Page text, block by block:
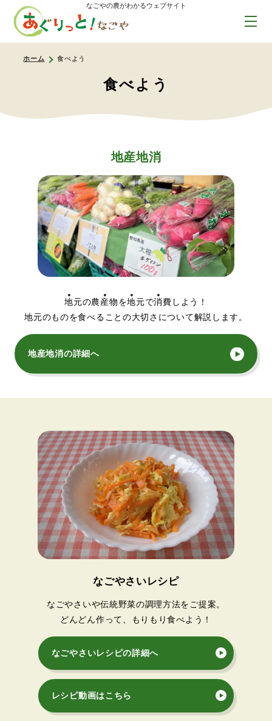
なごやの農がわかるウェブサイト
ホーム 食べよう
食べよう
地産地消
地元の農 産物を地元で消費しよう！
地元のものを食べることの大切さについて解説します。
地産地消の詳細へ
なごやさいレシピ
なごやさいや伝統野菜の調理方法をご提案。
どんどん作って、もりもり食べよう！
なごやさいレシピの詳細へ
レシピ動画はこちら